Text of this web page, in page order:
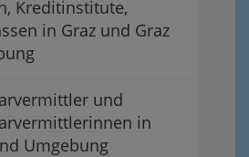
Kreditinstitute,
in Graz und Graz
und
in
Umgebung